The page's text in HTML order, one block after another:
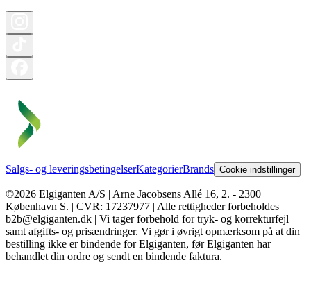
Salgs- og leveringsbetingelserKategorierBrands Cookie indstillinger
©2026 Elgiganten A/S | Arne Jacobsens Allé 16, 2. - 2300
København S. | CVR: 17237977 | Alle rettigheder forbeholdes |
b2b@elgiganten.dk | Vi tager forbehold for tryk- og korrekturfejl
samt afgifts- og prisændringer. Vi gør i øvrigt opmærksom på at din
bestilling ikke er bindende for Elgiganten, før Elgiganten har
behandlet din ordre og sendt en bindende faktura.